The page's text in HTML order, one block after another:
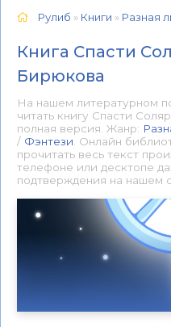
Рулиб » Книги » Разная
Книга Спасти
Бирюкова
На нашем литературном
читать книгу Спасти
полная версия. Жанр:
/ Фэнтези . Онлайн
прочитать весь текст
телефоне или десктопе
подтверждения на нашем